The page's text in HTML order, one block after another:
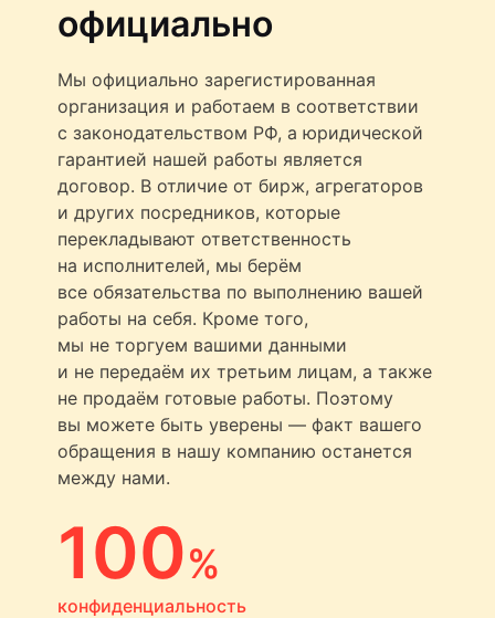
официально
Мы официально зарегистированная
организация и работаем в соответствии
с законодательством РФ, а юридической
гарантией нашей работы является
договор. В отличие от бирж, агрегаторов
и других посредников, которые
перекладывают ответственность
на исполнителей, мы берём
все обязательства по выполнению вашей
работы на себя. Кроме того,
мы не торгуем вашими данными
и не передаём их третьим лицам, а также
не продаём готовые работы. Поэтому
вы можете быть уверены — факт вашего
обращения в нашу компанию останется
между нами.
100%
конфиденциальность